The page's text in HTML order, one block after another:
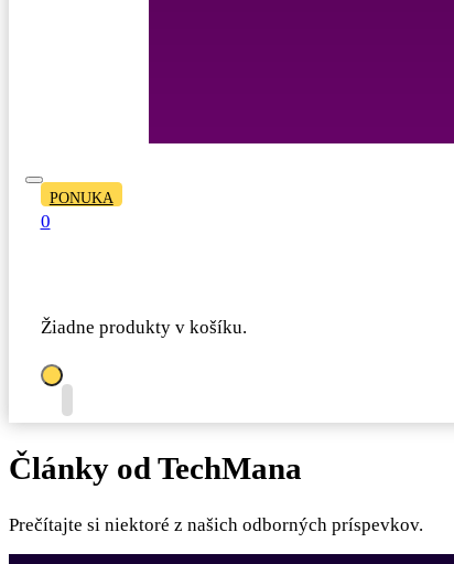
PONUKA
0
Žiadne produkty v košíku.
Články od TechMana
Prečítajte si niektoré z našich odborných príspevkov.